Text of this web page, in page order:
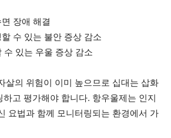
장애 해결
수 있는 불안 증상 감소
수 있는 우울 증상 감소
살의 위험이 이미 높으므로 십대는 삽화
고 평가해야 합니다. 항우울제는 인지
요법과 함께 모니터링되는 환경에서 가